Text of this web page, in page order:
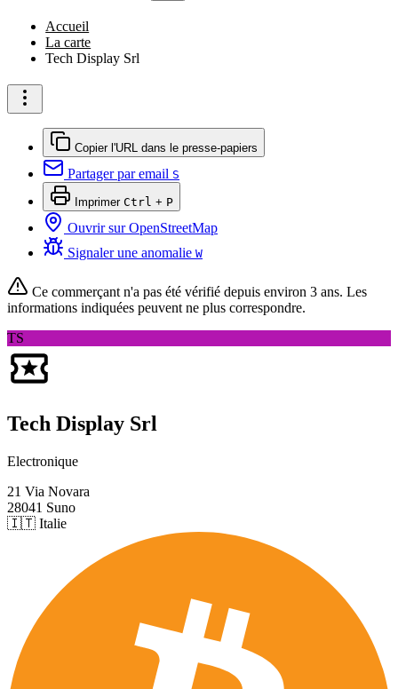
Accueil
La carte
Tech Display Srl
Copier l'URL dans le presse-papiers
Partager par email S
Imprimer Ctrl + P
Ouvrir sur OpenStreetMap
Signaler une anomalie W
Ce commerçant n'a pas été vérifié depuis environ 3 ans. Les
informations indiquées peuvent ne plus correspondre.
TS
Tech Display Srl
Electronique
21 Via Novara
28041 Suno
🇮🇹 Italie